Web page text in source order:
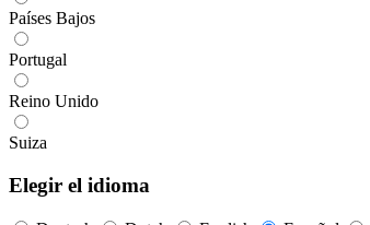
Países Bajos
Portugal
Reino Unido
Suiza
Elegir el idioma